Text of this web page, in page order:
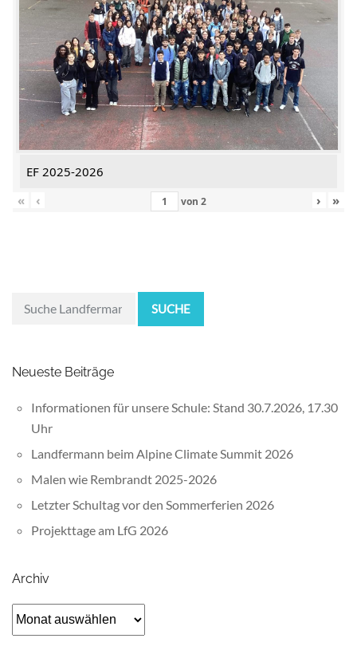
EF 2025-2026
«
‹ von 2 › »
SUCHE
Neueste Beiträge
Informationen für unsere Schule: Stand 30.7.2026, 17.30
Uhr
Landfermann beim Alpine Climate Summit 2026
Malen wie Rembrandt 2025-2026
Letzter Schultag vor den Sommerferien 2026
Projekttage am LfG 2026
Archiv
Archiv